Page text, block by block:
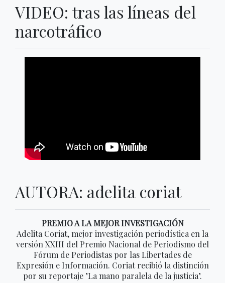
VIDEO: tras las líneas del
narcotráfico
AUTORA: adelita coriat
PREMIO A LA MEJOR INVESTIGACIÓN
Adelita Coriat, mejor investigación periodística en la
versión XXIII del Premio Nacional de Periodismo del
Fórum de Periodistas por las Libertades de
Expresión e Información. Coriat recibió la distinción
por su reportaje "La mano paralela de la justicia".